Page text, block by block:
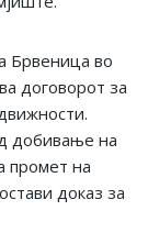
Брвеница во
договорот за
добивање на
промет на
доказ за